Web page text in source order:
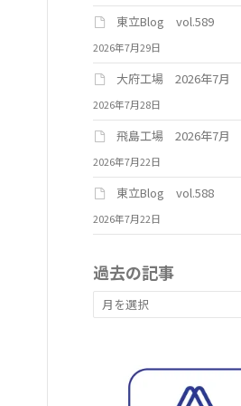
東立Blog vol.589
2026年7月29日
大府工場 2026年7月
2026年7月28日
飛島工場 2026年7月
2026年7月22日
東立Blog vol.588
2026年7月22日
過去の記事
去